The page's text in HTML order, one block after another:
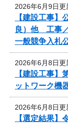
2026年6月9日更
【建設工事
良）他 工事
一般競争入札
2026年6月8日更
【建設工事
ットワーク機
2026年6月8日更
【選定結果】